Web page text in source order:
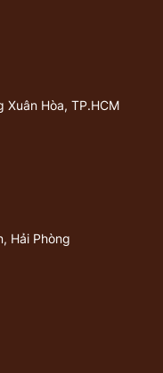
Hòa, TP.HCM
Hải Phòng